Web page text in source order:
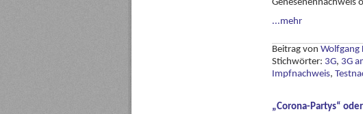
Genesenennachweis
...mehr
Beitrag von Wolfgang
Stichwörter: 3G, 3G
Impfnachweis,
„Corona-Partys“